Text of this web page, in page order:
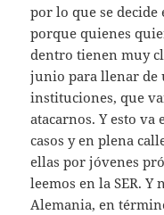
por lo que se decide
porque quienes
dentro tienen muy
junio para llenar de
instituciones, que
atacarnos. Y esto va
casos y en plena
ellas por jóvenes
leemos en la SER. Y
Alemania, en